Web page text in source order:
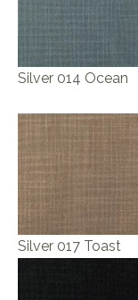
Silver 014 Ocean
Silver 017 Toast